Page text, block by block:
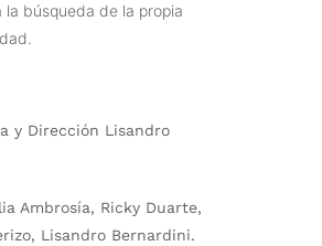
la búsqueda de la propia
y Dirección Lisandro
Ambrosía, Ricky Duarte,
Lisandro Bernardini.